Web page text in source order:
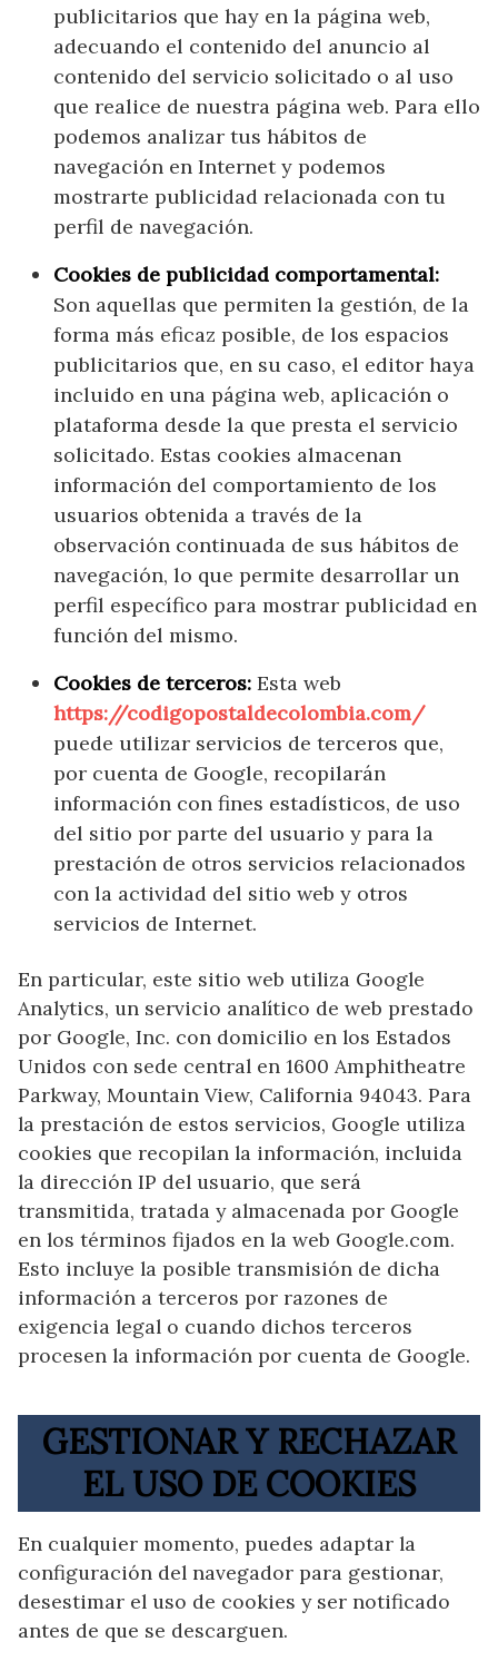
publicitarios que hay en la página web,
adecuando el contenido del anuncio al
contenido del servicio solicitado o al uso
que realice de nuestra página web. Para ello
podemos analizar tus hábitos de
navegación en Internet y podemos
mostrarte publicidad relacionada con tu
perfil de navegación.
Cookies de publicidad comportamental:
Son aquellas que permiten la gestión, de la
forma más eficaz posible, de los espacios
publicitarios que, en su caso, el editor haya
incluido en una página web, aplicación o
plataforma desde la que presta el servicio
solicitado. Estas cookies almacenan
información del comportamiento de los
usuarios obtenida a través de la
observación continuada de sus hábitos de
navegación, lo que permite desarrollar un
perfil específico para mostrar publicidad en
función del mismo.
Cookies de terceros: Esta web
https://codigopostaldecolombia.com/
puede utilizar servicios de terceros que,
por cuenta de Google, recopilarán
información con fines estadísticos, de uso
del sitio por parte del usuario y para la
prestación de otros servicios relacionados
con la actividad del sitio web y otros
servicios de Internet.
En particular, este sitio web utiliza Google
Analytics, un servicio analítico de web prestado
por Google, Inc. con domicilio en los Estados
Unidos con sede central en 1600 Amphitheatre
Parkway, Mountain View, California 94043. Para
la prestación de estos servicios, Google utiliza
cookies que recopilan la información, incluida
la dirección IP del usuario, que será
transmitida, tratada y almacenada por Google
en los términos fijados en la web Google.com.
Esto incluye la posible transmisión de dicha
información a terceros por razones de
exigencia legal o cuando dichos terceros
procesen la información por cuenta de Google.
GESTIONAR Y RECHAZAR
EL USO DE COOKIES
En cualquier momento, puedes adaptar la
configuración del navegador para gestionar,
desestimar el uso de cookies y ser notificado
antes de que se descarguen.